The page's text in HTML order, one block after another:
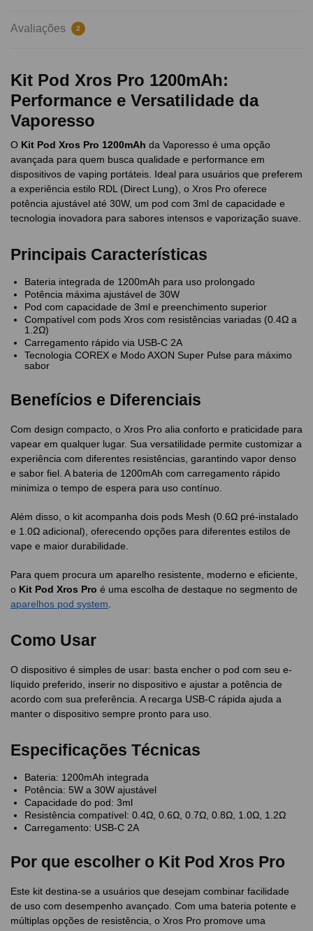
Avaliações 2
Kit Pod Xros Pro 1200mAh:
Performance e Versatilidade da
Vaporesso
O Kit Pod Xros Pro 1200mAh da Vaporesso é uma opção
avançada para quem busca qualidade e performance em
dispositivos de vaping portáteis. Ideal para usuários que preferem
a experiência estilo RDL (Direct Lung), o Xros Pro oferece
potência ajustável até 30W, um pod com 3ml de capacidade e
tecnologia inovadora para sabores intensos e vaporização suave.
Principais Características
Bateria integrada de 1200mAh para uso prolongado
Potência máxima ajustável de 30W
Pod com capacidade de 3ml e preenchimento superior
Compatível com pods Xros com resistências variadas (0.4Ω a
1.2Ω)
Carregamento rápido via USB-C 2A
Tecnologia COREX e Modo AXON Super Pulse para máximo
sabor
Benefícios e Diferenciais
Com design compacto, o Xros Pro alia conforto e praticidade para
vapear em qualquer lugar. Sua versatilidade permite customizar a
experiência com diferentes resistências, garantindo vapor denso
e sabor fiel. A bateria de 1200mAh com carregamento rápido
minimiza o tempo de espera para uso contínuo.
Além disso, o kit acompanha dois pods Mesh (0.6Ω pré-instalado
e 1.0Ω adicional), oferecendo opções para diferentes estilos de
vape e maior durabilidade.
Para quem procura um aparelho resistente, moderno e eficiente,
o Kit Pod Xros Pro é uma escolha de destaque no segmento de
aparelhos pod system
Como Usar
O dispositivo é simples de usar: basta encher o pod com seu e-
líquido preferido, inserir no dispositivo e ajustar a potência de
acordo com sua preferência. A recarga USB-C rápida ajuda a
manter o dispositivo sempre pronto para uso.
Especificações Técnicas
Bateria: 1200mAh integrada
Potência: 5W a 30W ajustável
Capacidade do pod: 3ml
Resistência compatível: 0.4Ω, 0.6Ω, 0.7Ω, 0.8Ω, 1.0Ω, 1.2Ω
Carregamento: USB-C 2A
Por que escolher o Kit Pod Xros Pro
Este kit destina-se a usuários que desejam combinar facilidade
de uso com desempenho avançado. Com uma bateria potente e
múltiplas opções de resistência, o Xros Pro promove uma